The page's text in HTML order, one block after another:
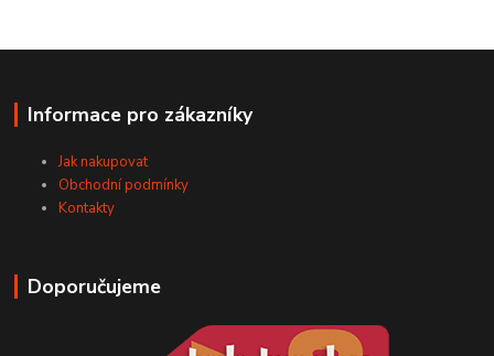
Informace pro zákazníky
Jak nakupovat
Obchodní podmínky
Kontakty
Doporučujeme